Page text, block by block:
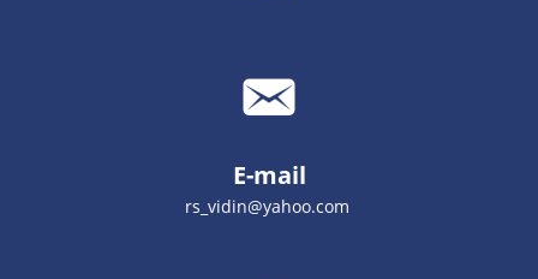
E-mail
rs_vidin@yahoo.com